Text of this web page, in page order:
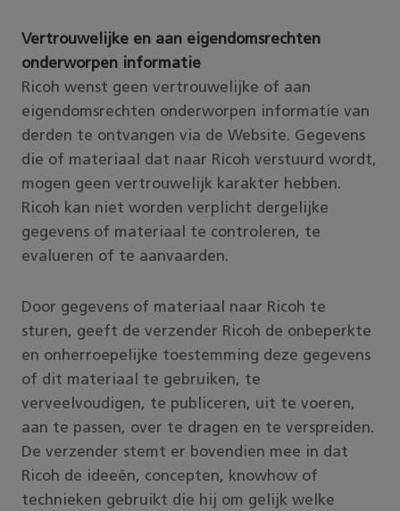
Vertrouwelijke en aan eigendomsrechten
onderworpen informatie
Ricoh wenst geen vertrouwelijke of aan
eigendomsrechten onderworpen informatie van
derden te ontvangen via de Website. Gegevens
die of materiaal dat naar Ricoh verstuurd wordt,
mogen geen vertrouwelijk karakter hebben.
Ricoh kan niet worden verplicht dergelijke
gegevens of materiaal te controleren, te
evalueren of te aanvaarden.
Door gegevens of materiaal naar Ricoh te
sturen, geeft de verzender Ricoh de onbeperkte
en onherroepelijke toestemming deze gegevens
of dit materiaal te gebruiken, te
verveelvoudigen, te publiceren, uit te voeren,
aan te passen, over te dragen en te verspreiden.
De verzender stemt er bovendien mee in dat
Ricoh de ideeën, concepten, knowhow of
technieken gebruikt die hij om gelijk welke